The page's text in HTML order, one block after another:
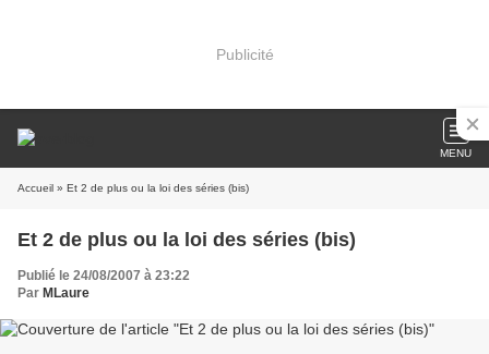
Publicité
MENU
Accueil » Et 2 de plus ou la loi des séries (bis)
Et 2 de plus ou la loi des séries (bis)
Publié le 24/08/2007 à 23:22
Par MLaure